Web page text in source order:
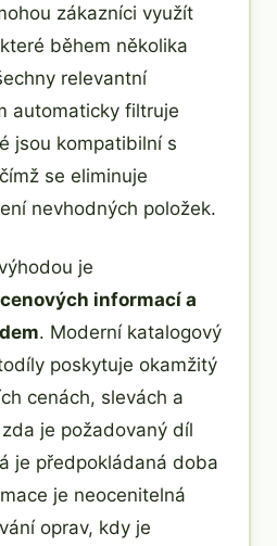
zákazníci využít
během několika
relevantní
automaticky filtruje
jsou kompatibilní s
se eliminuje
nevhodných položek.
je
informací a
. Moderní katalogový
poskytuje okamžitý
cenách, slevách a
je požadovaný díl
je předpokládaná doba
je neocenitelná
oprav, kdy je